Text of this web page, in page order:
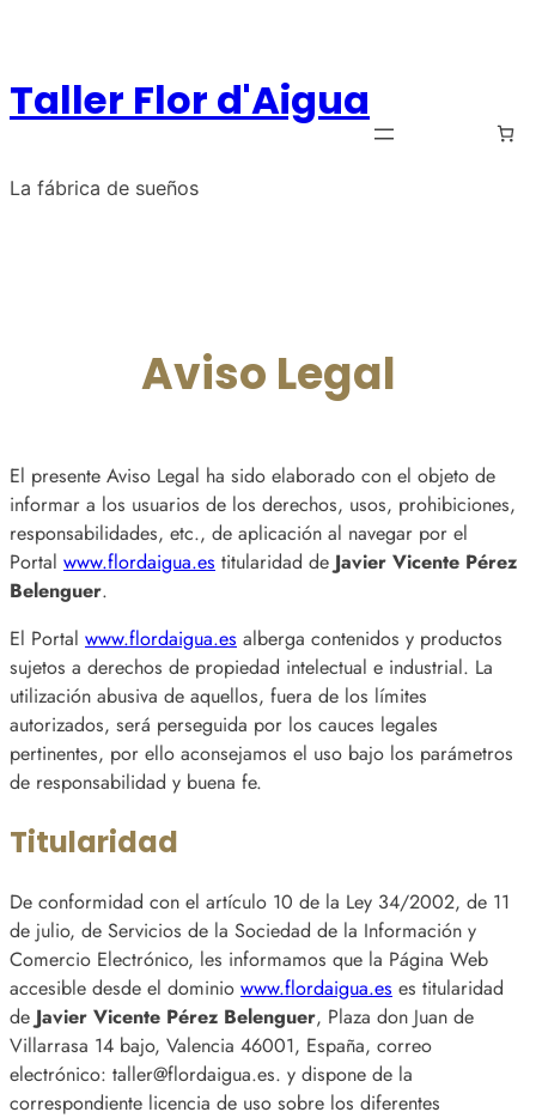
contenido
Taller Flor d'Aigua
La fábrica de sueños
Aviso Legal
El presente Aviso Legal ha sido elaborado con el objeto de
informar a los usuarios de los derechos, usos, prohibiciones,
responsabilidades, etc., de aplicación al navegar por el
Portal www.flordaigua.es titularidad de Javier Vicente Pérez
Belenguer.
El Portal www.flordaigua.es alberga contenidos y productos
sujetos a derechos de propiedad intelectual e industrial. La
utilización abusiva de aquellos, fuera de los límites
autorizados, será perseguida por los cauces legales
pertinentes, por ello aconsejamos el uso bajo los parámetros
de responsabilidad y buena fe.
Titularidad
De conformidad con el artículo 10 de la Ley 34/2002, de 11
de julio, de Servicios de la Sociedad de la Información y
Comercio Electrónico, les informamos que la Página Web
accesible desde el dominio www.flordaigua.es es titularidad
de Javier Vicente Pérez Belenguer, Plaza don Juan de
Villarrasa 14 bajo, Valencia 46001, España, correo
electrónico: taller@flordaigua.es. y dispone de la
correspondiente licencia de uso sobre los diferentes